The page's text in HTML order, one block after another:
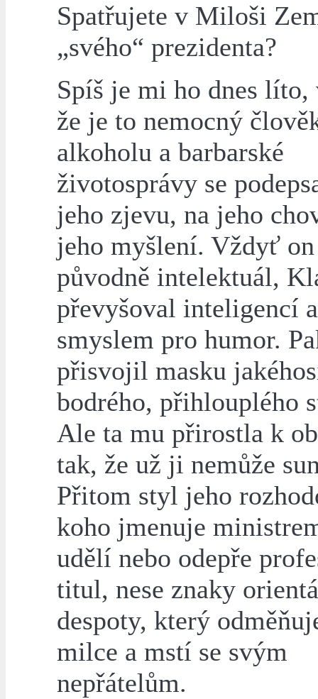
Spatřujete v Miloši
„svého“ prezidenta?
Spíš je mi ho dnes
že je to nemocný
alkoholu a barbarské
životosprávy se
jeho zjevu, na jeho
jeho myšlení. Vždyť
původně intelektuál,
převyšoval inteligencí
smyslem pro humor.
přisvojil masku
bodrého, přihlouplého
Ale ta mu přirostla k
tak, že už ji nemůže
Přitom styl jeho
koho jmenuje
udělí nebo odepře
titul, nese znaky
despoty, který
milce a mstí se svým
nepřátelům.